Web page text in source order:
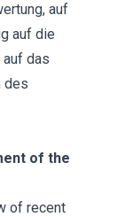
auf
auf die
auf das
des
of the
of recent